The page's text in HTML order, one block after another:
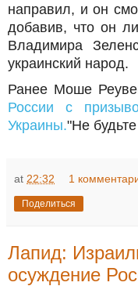
направил, и он
добавив, что он
Владимира
украинский народ.
Ранее Моше
России с
Украины."Не
at 22:32 1
Поделиться
Лапид:
осуждение